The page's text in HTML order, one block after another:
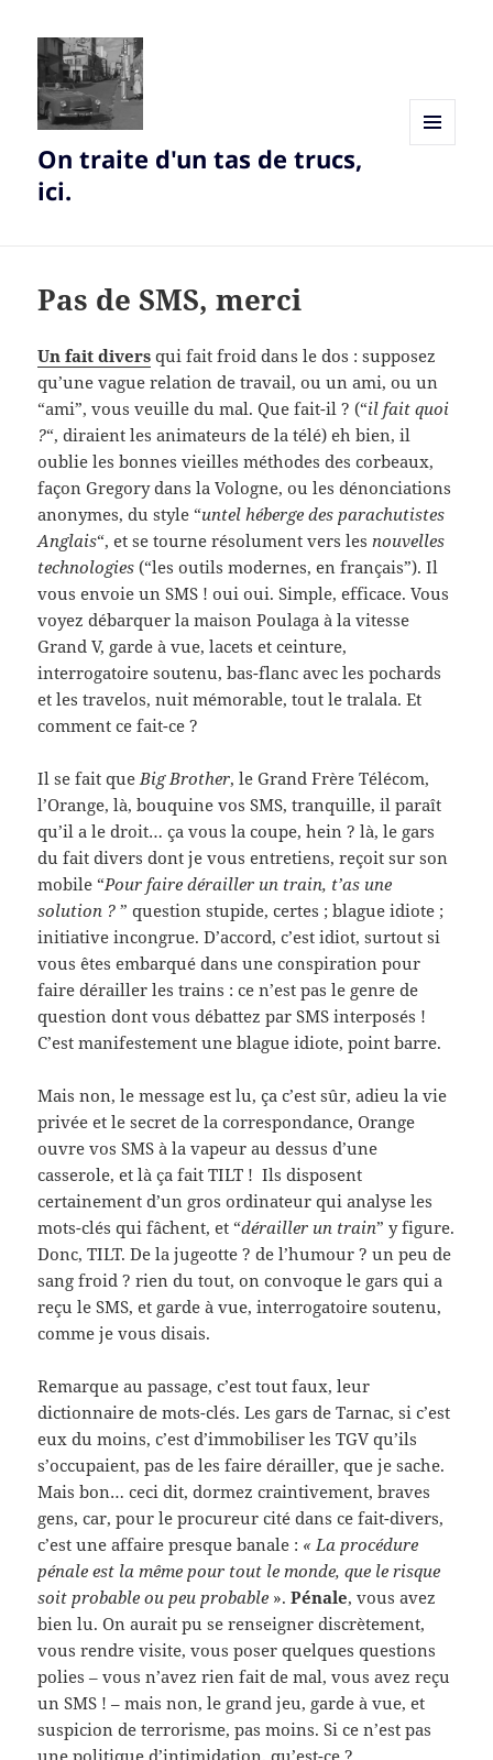
On traite d'un tas de trucs,
ici.
Pas de SMS, merci
Un fait divers qui fait froid dans le dos : supposez
qu’une vague relation de travail, ou un ami, ou un
“ami”, vous veuille du mal. Que fait-il ? (“il fait quoi
?“, diraient les animateurs de la télé) eh bien, il
oublie les bonnes vieilles méthodes des corbeaux,
façon Gregory dans la Vologne, ou les dénonciations
anonymes, du style “untel héberge des parachutistes
Anglais“, et se tourne résolument vers lesnouvelles
technologies (“les outils modernes, en français”). Il
vous envoie un SMS ! oui oui. Simple, efficace. Vous
voyez débarquer la maison Poulaga à la vitesse
Grand V, garde à vue, lacets et ceinture,
interrogatoire soutenu, bas-flanc avec les pochards
et les travelos, nuit mémorable, tout le tralala. Et
comment ce fait-ce ?
Il se fait queBig Brother, le Grand Frère Télécom,
l’Orange, là, bouquine vos SMS, tranquille, il paraît
qu’il a le droit… ça vous la coupe, hein ? là, le gars
du fait divers dont je vous entretiens, reçoit sur son
mobile “Pour faire dérailler un train, t’as une
solution ?” question stupide, certes ; blague idiote ;
initiative incongrue. D’accord, c’est idiot, surtout si
vous êtes embarqué dans une conspiration pour
faire dérailler les trains : ce n’est pas le genre de
question dont vous débattez par SMS interposés !
C’est manifestement une blague idiote, point barre.
Mais non, le message est lu, ça c’est sûr, adieu la vie
privée et le secret de la correspondance, Orange
ouvre vos SMS à la vapeur au dessus d’une
casserole, et là ça fait TILT ! Ils disposent
certainement d’un gros ordinateur qui analyse les
mots-clés qui fâchent, et “dérailler un train” y figure.
Donc, TILT. De la jugeotte ? de l’humour ? un peu de
sang froid ? rien du tout, on convoque le gars qui a
reçu le SMS, et garde à vue, interrogatoire soutenu,
comme je vous disais.
Remarque au passage, c’est tout faux, leur
dictionnaire de mots-clés. Les gars de Tarnac, si c’est
eux du moins, c’est d’immobiliser les TGV qu’ils
s’occupaient, pas de les faire dérailler, que je sache.
Mais bon… ceci dit, dormez craintivement, braves
gens, car, pour le procureur cité dans ce fait-divers,
c’est une affaire presque banale : « La procédure
pénale est la même pour tout le monde, que le risque
soit probable ou peu probable ».Pénale, vous avez
bien lu. On aurait pu se renseigner discrètement,
vous rendre visite, vous poser quelques questions
polies – vous n’avez rien fait de mal, vous avez reçu
un SMS ! – mais non, le grand jeu, garde à vue, et
suspicion de terrorisme, pas moins. Si ce n’est pas